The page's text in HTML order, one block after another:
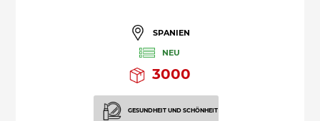
SPANIEN
NEU
3000
GESUNDHEIT UND SCHÖNHEIT